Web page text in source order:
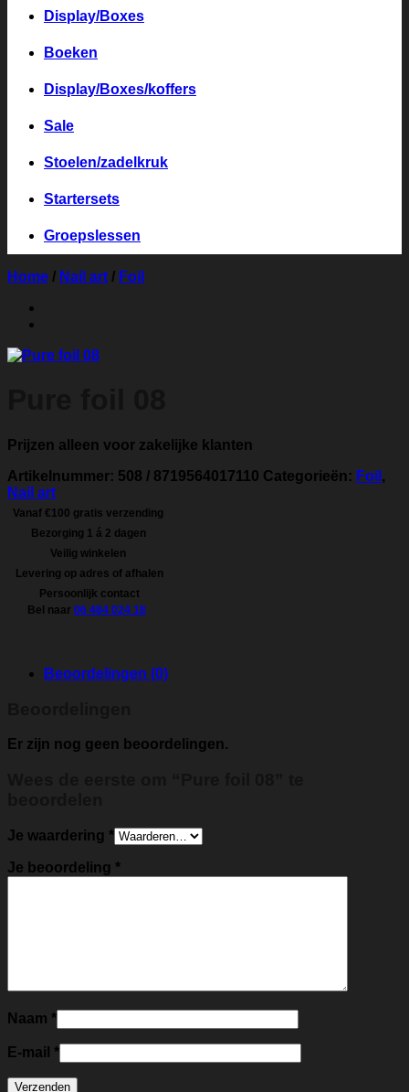
Display/Boxes
Boeken
Display/Boxes/koffers
Sale
Stoelen/zadelkruk
Startersets
Groepslessen
Home / Nail art / Foil
Prijzen alleen voor zakelijke klanten
Artikelnummer: 508 / 8719564017110 Categorieën: Foil ,
Nail art
Vanaf €100 gratis verzending
Bezorging 1 á 2 dagen
Veilig winkelen
Levering op adres of afhalen
Persoonlijk contact
Bel naar 06 484 024 18
Beoordelingen (0)
Er zijn nog geen beoordelingen.
Je waardering *
Je beoordeling *
Naam *
E-mail *